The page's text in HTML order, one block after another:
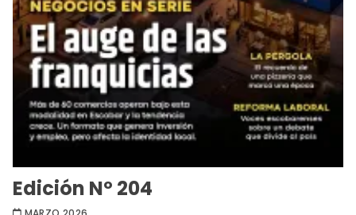
Edición Nº 204